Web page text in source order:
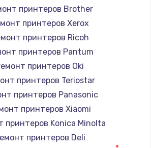
шлейфа аудио телефона
318 руб.
Заказать
/ материнской платы
телефона
Заказать
цепей питания телефона
принтеров Brother
принтеров Xerox
принтеров Ricoh
принтеров Pantum
принтеров Oki
принтеров Teriostar
принтеров Panasonic
принтеров Xiaomi
принтеров Konica Minolta
принтеров Deli